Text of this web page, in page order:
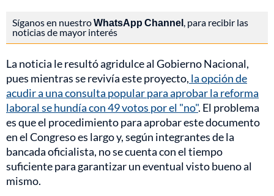
Síganos en nuestroWhatsApp Channel, para recibir las
noticias de mayor interés
La noticia le resultó agridulce al Gobierno Nacional,
pues mientras se revivía este proyecto, la opción de
acudir a una consulta popular para aprobar la reforma
laboral se hundía con 49 votos por el "no". El problema
es que el procedimiento para aprobar este documento
en el Congreso es largo y, según integrantes de la
bancada oficialista, no se cuenta con el tiempo
suficiente para garantizar un eventual visto bueno al
mismo.